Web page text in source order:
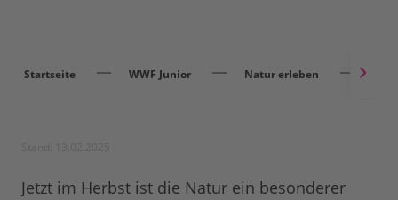
Startseite WWF Junior Natur erleben
Jetzt im Herbst ist die Natur ein besonderer